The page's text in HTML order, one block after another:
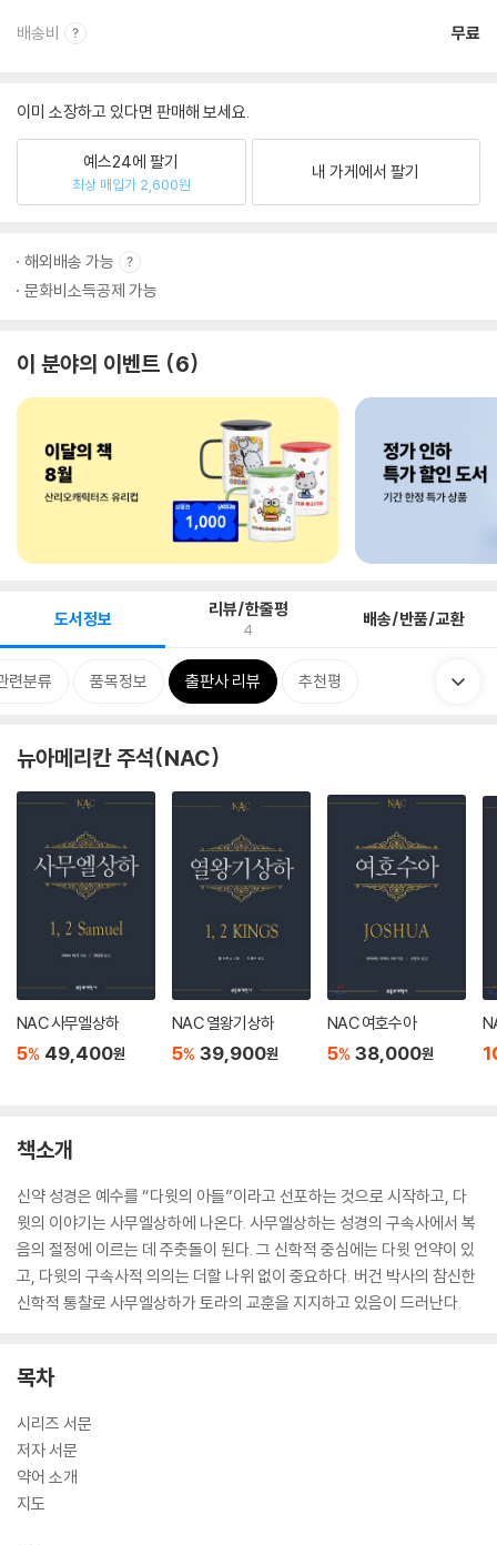
배송비 무료
이미 소장하고 있다면 판매해 보세요.
예스24에 팔기
최상 매입가 2,600원
내 가게에서 팔기
해외배송 가능
문화비소득공제 가능
이 분야의 이벤트 6
도서정보 리뷰/한줄평
4 배송/반품/교환
련분류 품목정보 출판사 리뷰 추천평
뉴아메리칸 주석(NAC)
NAC 사무엘상하
5% 49,400원
NAC 열왕기상하
5% 39,900원
NAC 여호수아
5% 38,000원
책소개
신약 성경은 예수를 “다윗의 아들”이라고 선포하는 것으로 시작하고, 다
윗의 이야기는 사무엘상하에 나온다. 사무엘상하는 성경의 구속사에서 복
음의 절정에 이르는 데 주춧돌이 된다. 그 신학적 중심에는 다윗 언약이 있
고, 다윗의 구속사적 의의는 더할 나위 없이 중요하다. 버건 박사의 참신한
신학적 통찰로 사무엘상하가 토라의 교훈을 지지하고 있음이 드러난다.
목차
시리즈 서문
저자 서문
약어 소개
지도